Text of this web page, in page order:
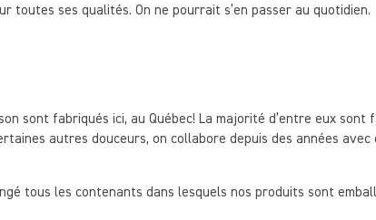
toutes ses qualités. On ne pourrait s’en passer au quotidien.
sont fabriqués ici, au Québec! La majorité d’entre eux
autres douceurs, on collabore depuis des années
tous les contenants dans lesquels nos produits sont